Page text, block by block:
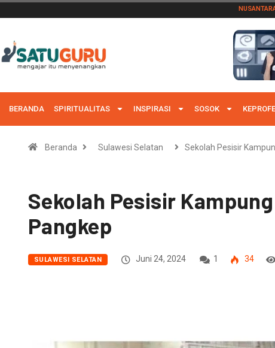
BERANDA SPIRITUALITAS INSPIRASI SOSOK
Beranda Sulawesi Selatan Sekolah Pesisir
Sekolah Pesisir
Pangkep
SULAWESI SELATAN Juni 24, 2024 1 34